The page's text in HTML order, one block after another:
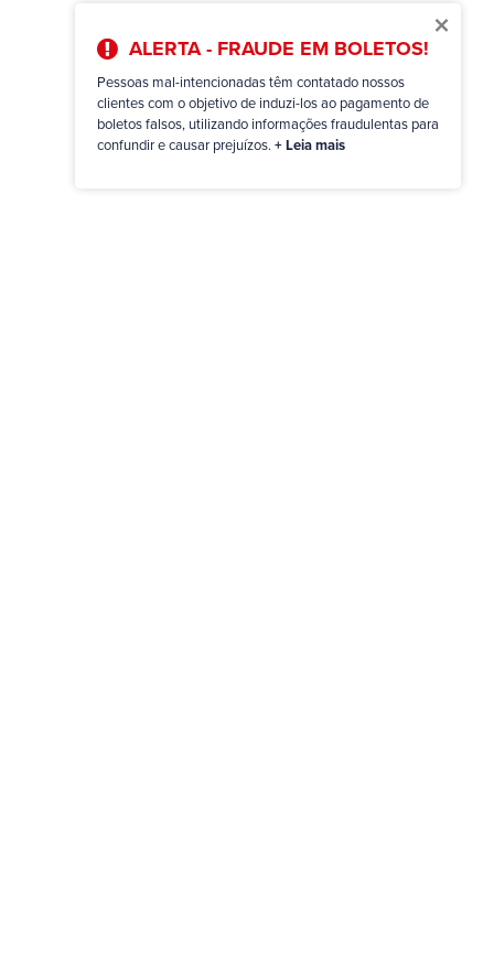
×
ALERTA - FRAUDE EM BOLETOS!
Pessoas mal-intencionadas têm contatado nossos
clientes com o objetivo de induzi-los ao pagamento de
boletos falsos, utilizando informações fraudulentas para
confundir e causar prejuízos. + Leia mais